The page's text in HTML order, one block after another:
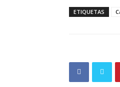
ETIQUETAS